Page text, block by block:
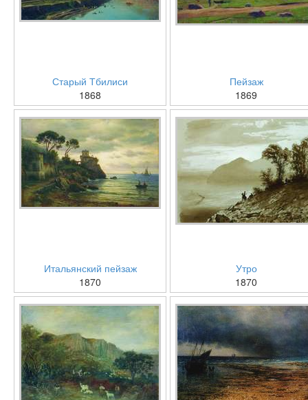
Старый Тбилиси
1868
Пейзаж
1869
Итальянский пейзаж
1870
Утро
1870